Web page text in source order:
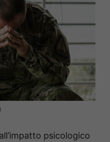
psicologico